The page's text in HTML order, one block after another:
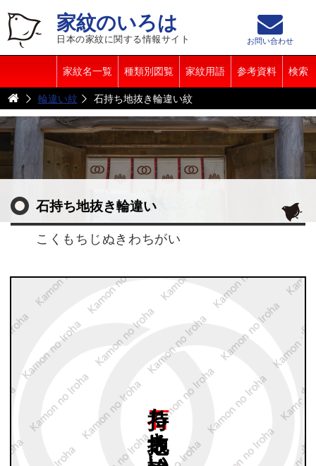
家紋のいろは
日本の家紋に関する情報サイト
家紋名一覧 種類別図覧 家紋用語 参考資料 検索
お問い合わせ
輪違い紋 石持ち地抜き輪違い紋
石持ち地抜き輪違い
こくもちじぬきわちがい
輪違い